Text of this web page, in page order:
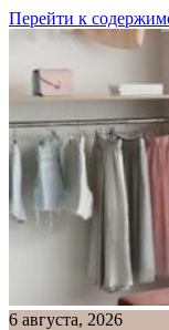
Перейти к
6 августа, 2026